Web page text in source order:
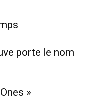
porte le nom
»